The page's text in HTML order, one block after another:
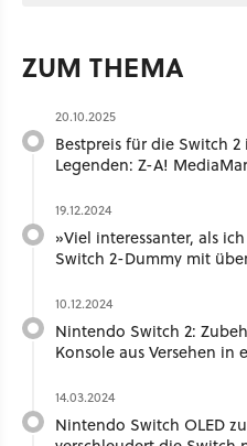
ZUM THEMA
20.10.2025
Bestpreis für die Switch
Legenden: Z-A!
19.12.2024
»Viel interessanter, als
Switch 2-Dummy mit
10.12.2024
Nintendo Switch 2:
Konsole aus Versehen in
14.03.2024
Nintendo Switch OLED